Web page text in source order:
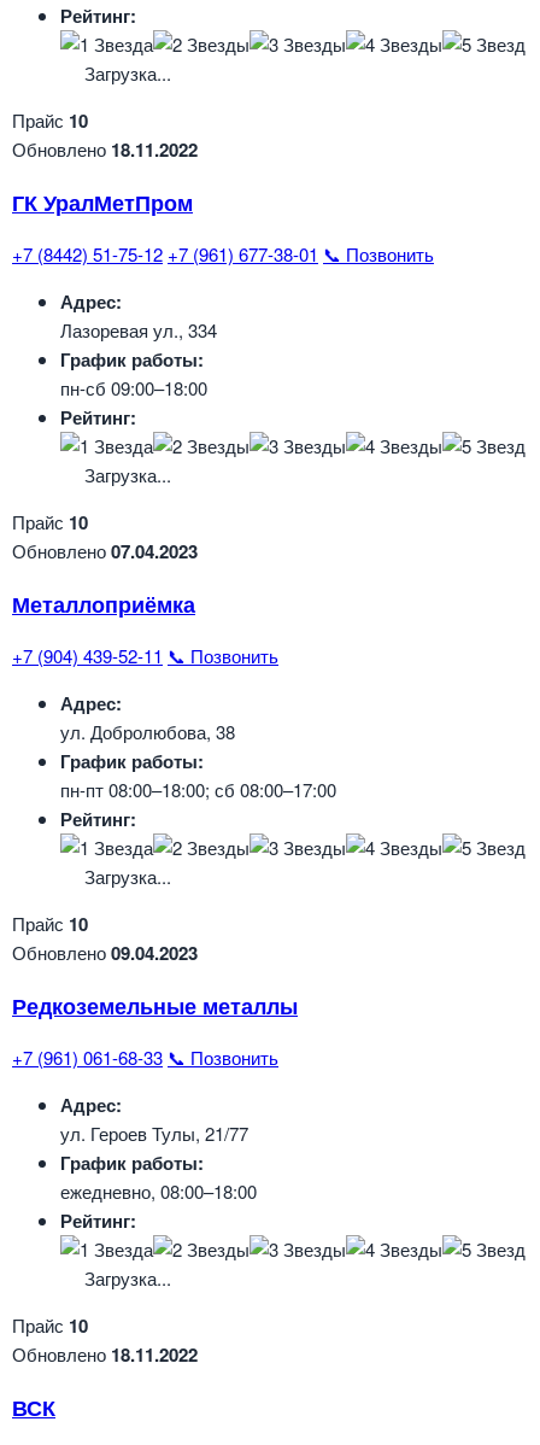
Рейтинг:
Загрузка...
Прайс 10
Обновлено 18.11.2022
ГК УралМетПром
+7 (8442) 51-75-12 +7 (961) 677-38-01 📞 Позвонить
Адрес:
Лазоревая ул., 334
График работы:
пн-сб 09:00–18:00
Рейтинг:
Загрузка...
Прайс 10
Обновлено07.04.2023
Металлоприёмка
+7 (904) 439-52-11 📞 Позвонить
Адрес:
ул. Добролюбова, 38
График работы:
пн-пт 08:00–18:00; сб 08:00–17:00
Рейтинг:
Загрузка...
Прайс 10
Обновлено09.04.2023
Редкоземельные металлы
+7 (961) 061-68-33 📞 Позвонить
Адрес:
ул. Героев Тулы, 21/77
График работы:
ежедневно, 08:00–18:00
Рейтинг:
Загрузка...
Прайс 10
Обновлено 18.11.2022
ВСК